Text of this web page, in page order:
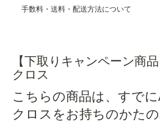
手数料・送料・配送方法について
【下取りキャンペーン商
クロス
こちらの商品は、すで
クロスをお持ちのかた